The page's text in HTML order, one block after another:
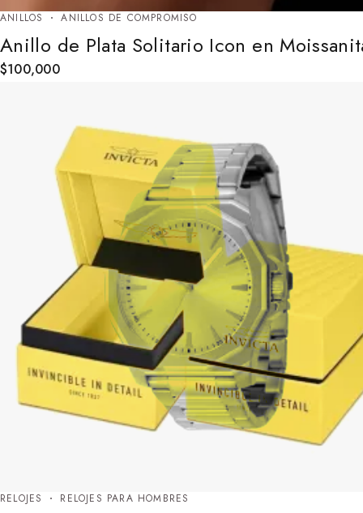
ANILLOS ANILLOS DE COMPROMISO
Anillo de Plata Solitario Icon en
$100,000
RELOJES RELOJES PARA HOMBRES